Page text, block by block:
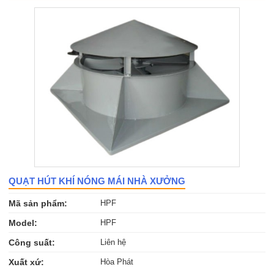
QUẠT HÚT KHÍ NÓNG MÁI NHÀ XƯỞNG
Mã sản phẩm: HPF
Model: HPF
Công suất: Liên hệ
Xuất xứ: Hòa Phát